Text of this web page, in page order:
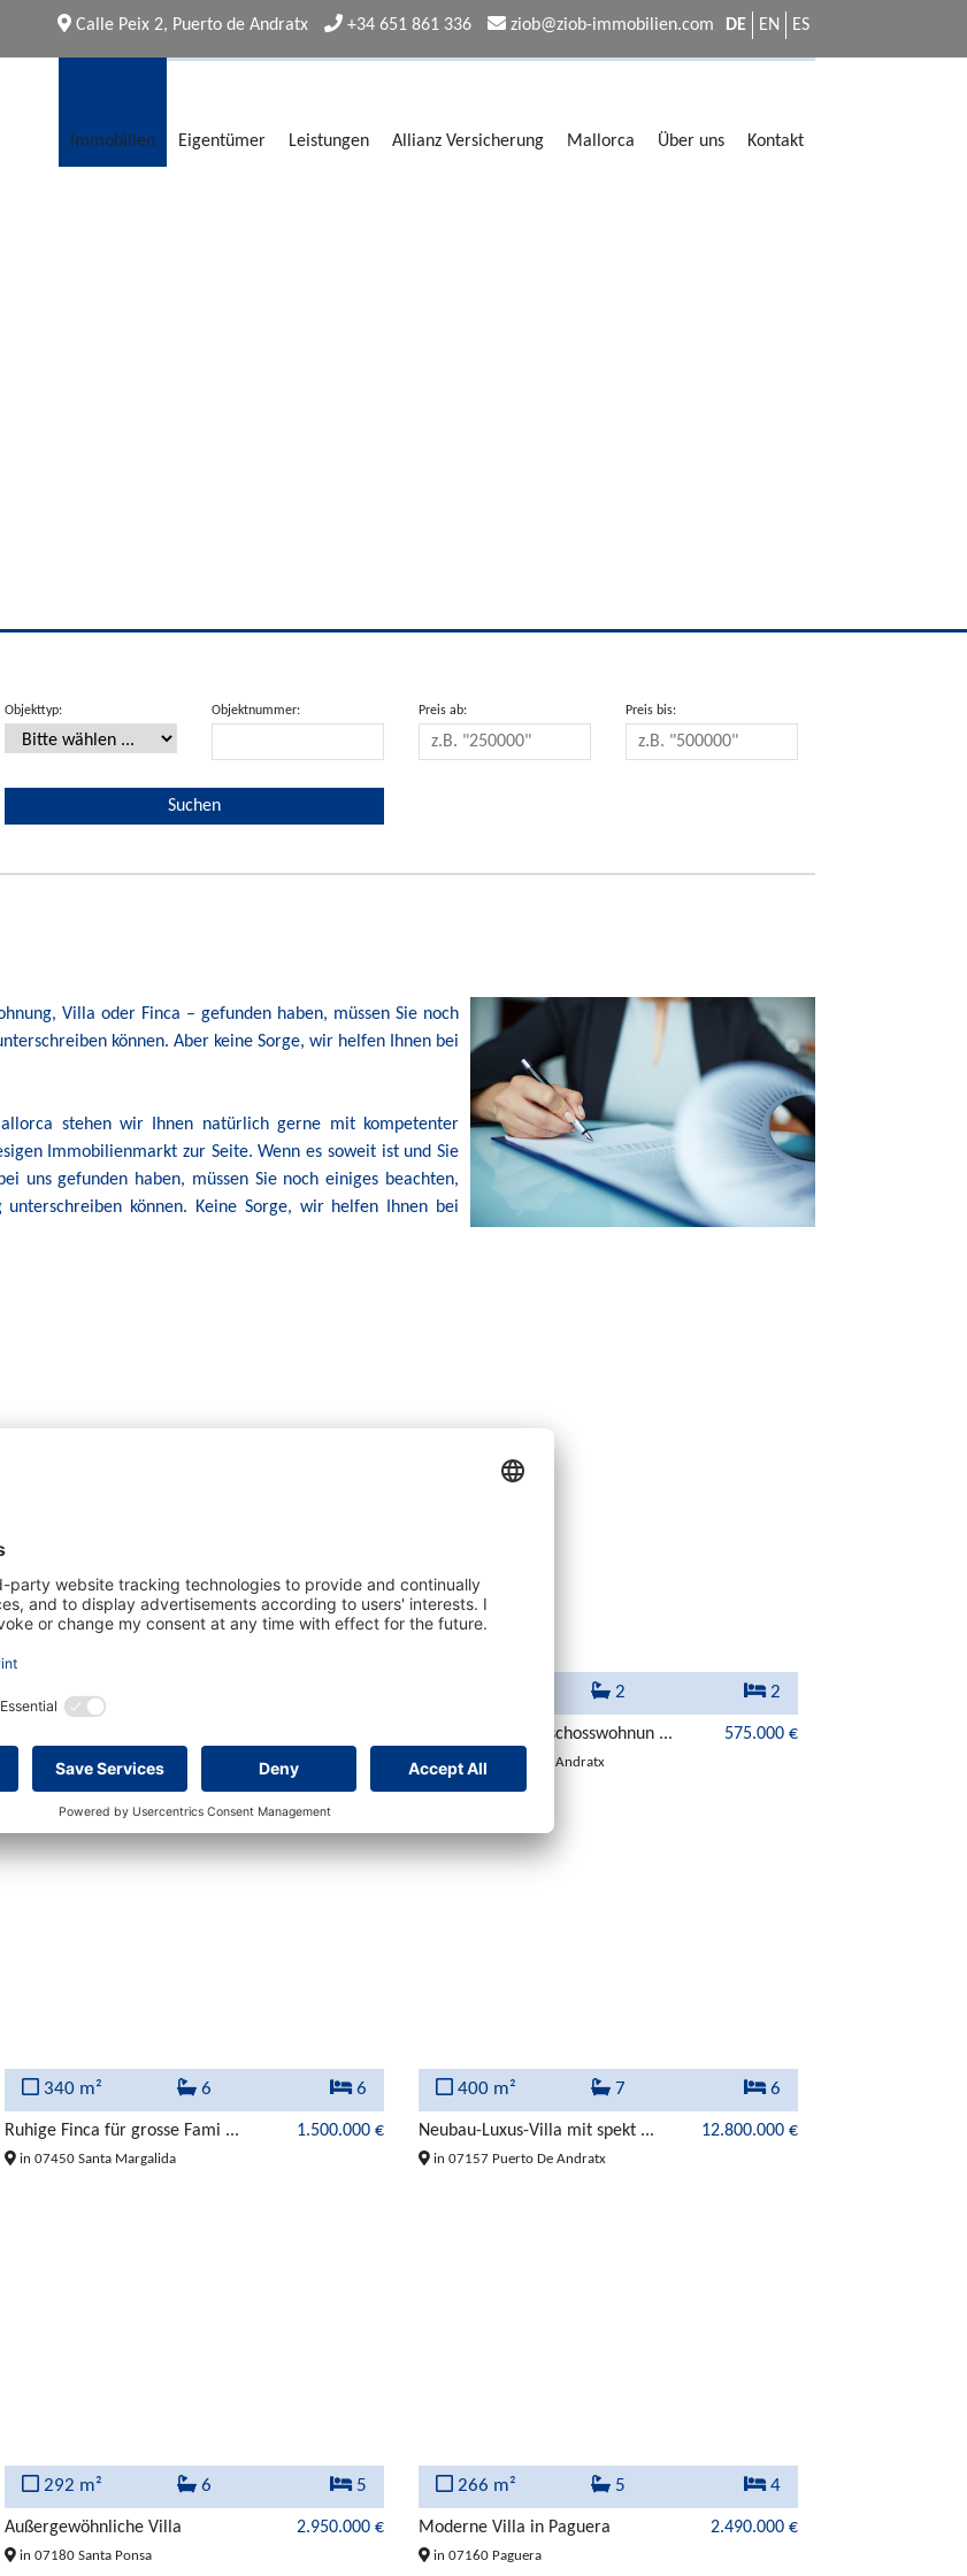
Calle Peix 2, Puerto de Andratx +34 651 861 336 ziob@ziob-immobilien.com DE EN ES
Immobilien Eigentümer Leistungen Allianz Versicherung Mallorca Über uns Kontakt
Objekttyp: Objektnummer: Preis ab: Preis bis:
Villa oder Finca – gefunden haben, müssen Sie noch
können. Aber keine Sorge, wir helfen Ihnen bei
stehen wir Ihnen natürlich gerne mit kompetenter
Immobilienmarkt zur Seite. Wenn es soweit ist und Sie
uns gefunden haben, müssen Sie noch einiges beachten,
können. Keine Sorge, wir helfen Ihnen bei
63 m²
in 07157 Puerto de Andratx
2 2
Renovierte Erdgeschosswohnun ... 575.000 €
in 07157 Puerto de Andratx
340 m² 6 6
Ruhige Finca für grosse Fami ... 1.500.000 €
in 07450 Santa Margalida
400 m² 7 6
Neubau-Luxus-Villa mit spekt ... 12.800.000 €
in 07157 Puerto De Andratx
292 m² 6 5
Außergewöhnliche Villa 2.950.000 €
in 07180 Santa Ponsa
266 m² 5 4
Moderne Villa in Paguera 2.490.000 €
in 07160 Paguera